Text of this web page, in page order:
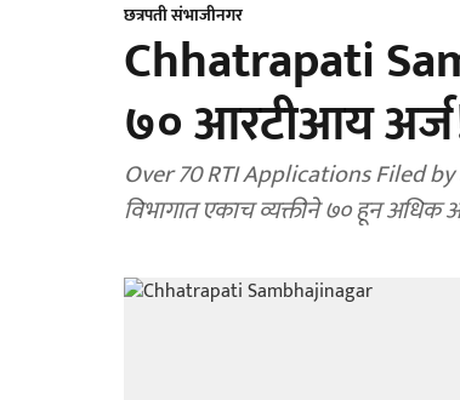
छत्रपती संभाजीनगर
Chhatrapati
७० आरटीआय
Over 70 RTI Applications Filed by
विभागात एकाच व्यक्तीने ७० हून